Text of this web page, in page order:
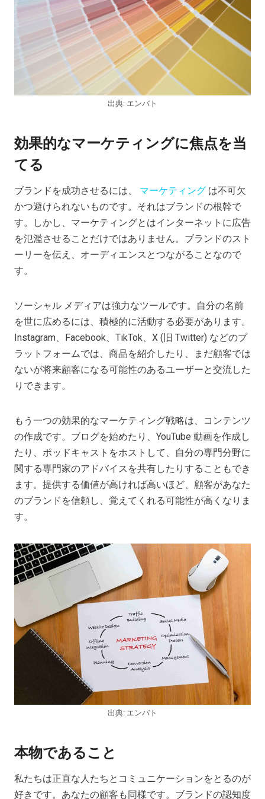
出典: エンバト
効果的なマーケティングに焦点を当
てる
ブランドを成功させるには、 マーケティング は不可欠
かつ避けられないものです。それはブランドの根幹で
す。しかし、マーケティングとはインターネットに広告
を氾濫させることだけではありません。ブランドのスト
ーリーを伝え、オーディエンスとつながることなので
す。
ソーシャル メディアは強力なツールです。自分の名前
を世に広めるには、積極的に活動する必要があります。
Instagram、Facebook、TikTok、X (旧 Twitter) などのプ
ラットフォームでは、商品を紹介したり、まだ顧客では
ないが将来顧客になる可能性のあるユーザーと交流した
りできます。
もう一つの効果的なマーケティング戦略は、コンテンツ
の作成です。ブログを始めたり、YouTube 動画を作成し
たり、ポッドキャストをホストして、自分の専門分野に
関する専門家のアドバイスを共有したりすることもでき
ます。提供する価値が高ければ高いほど、顧客があなた
のブランドを信頼し、覚えてくれる可能性が高くなりま
す。
出典: エンバト
本物であること
私たちは正直な人たちとコミュニケーションをとるのが
好きです。あなたの顧客も同様です。ブランドの認知度